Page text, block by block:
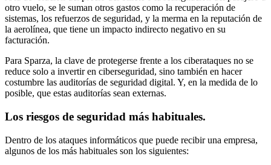
otro vuelo, se le suman otros gastos como la recuperación de
sistemas, los refuerzos de seguridad, y la merma en la reputación de
la aerolínea, que tiene un impacto indirecto negativo en su
facturación.
Para Sparza, la clave de protegerse frente a los ciberataques no se
reduce solo a invertir en ciberseguridad, sino también en hacer
costumbre las auditorías de seguridad digital. Y, en la medida de lo
posible, que estas auditorías sean externas.
Los riesgos de seguridad más habituales.
Dentro de los ataques informáticos que puede recibir una empresa,
algunos de los más habituales son los siguientes: